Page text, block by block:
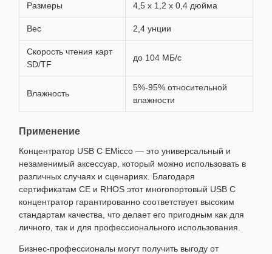
Размеры 4,5 x 1,2 x 0,4 дюйма
Вес 2,4 унции
Скорость чтения карт
SD/TF
до 104 МБ/с
Влажность
5%-95% относительной
влажности
Применение
Концентратор USB C EMicco — это универсальный и
незаменимый аксессуар, который можно использовать в
различных случаях и сценариях. Благодаря
сертификатам CE и RHOS этот многопортовый USB C
концентратор гарантированно соответствует высоким
стандартам качества, что делает его пригодным как для
личного, так и для профессионального использования.
Бизнес-профессионалы могут получить выгоду от